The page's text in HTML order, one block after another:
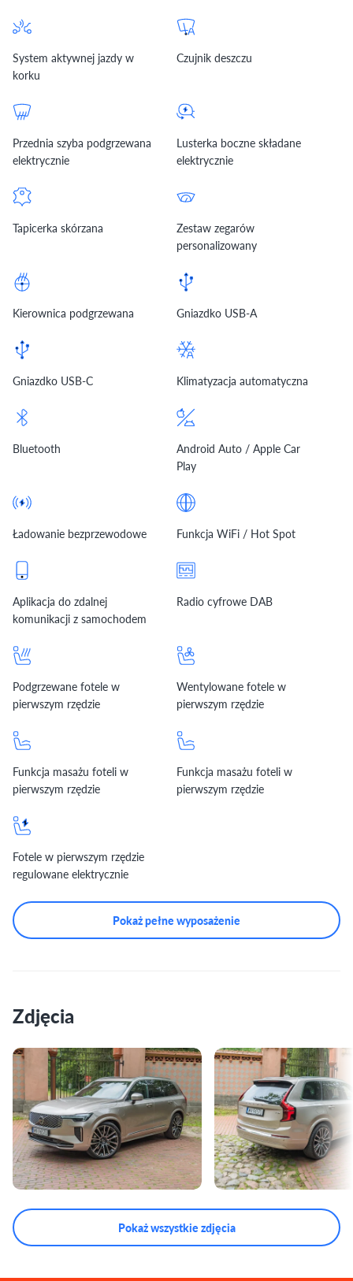
System aktywnej jazdy w
korku
Czujnik deszczu
Przednia szyba podgrzewana
elektrycznie
Lusterka boczne składane
elektrycznie
Tapicerka skórzana
Zestaw zegarów
personalizowany
Kierownica podgrzewana Gniazdko USB-A
Gniazdko USB-C Klimatyzacja automatyczna
Bluetooth
Android Auto / Apple Car
Play
Ładowanie bezprzewodowe Funkcja WiFi / Hot Spot
Aplikacja do zdalnej
komunikacji z samochodem
Radio cyfrowe DAB
Podgrzewane fotele w
pierwszym rzędzie
Wentylowane fotele w
pierwszym rzędzie
Funkcja masażu foteli w
pierwszym rzędzie
Funkcja masażu foteli w
pierwszym rzędzie
Fotele w pierwszym rzędzie
regulowane elektrycznie
Pokaż pełne wyposażenie
Zdjęcia
Pokaż wszystkie zdjęcia